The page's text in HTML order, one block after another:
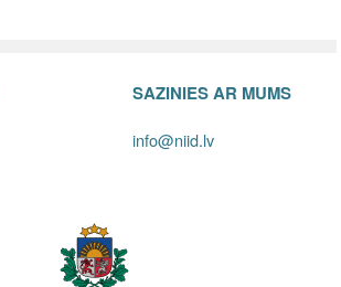
SAZINIES AR MUMS
info@niid.lv